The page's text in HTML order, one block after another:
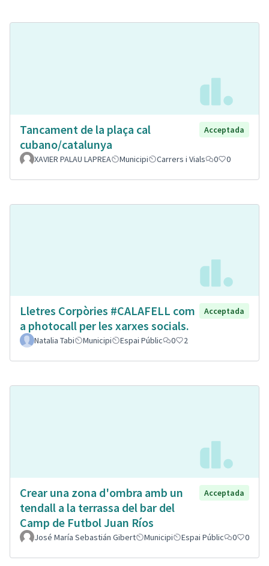
Tancament de la plaça cal
cubano/catalunya
Acceptada
XAVIER PALAU LAPREA Municipi Carrers i Vials 0 0
Lletres Corpòries #CALAFELL com
a photocall per les xarxes socials.
Acceptada
Natalia Tabi Municipi Espai Públic 0 2
Crear una zona d'ombra amb un
tendall a la terrassa del bar del
Camp de Futbol Juan Ríos
Acceptada
José María Sebastián Gibert Municipi Espai Públic 0 0